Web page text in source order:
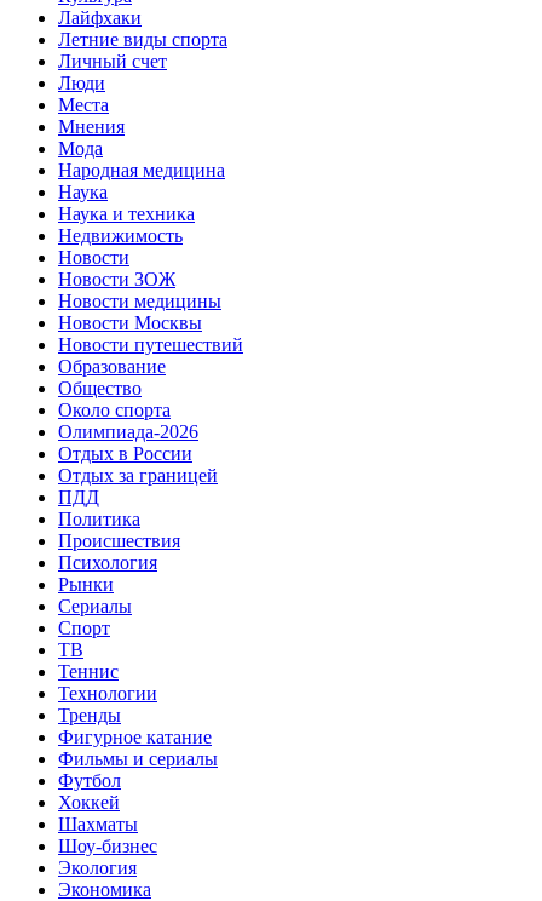
Лайфхаки
Летние виды спорта
Личный счет
Люди
Места
Мнения
Мода
Народная медицина
Наука
Наука и техника
Недвижимость
Новости
Новости ЗОЖ
Новости медицины
Новости Москвы
Новости путешествий
Образование
Общество
Около спорта
Олимпиада-2026
Отдых в России
Отдых за границей
ПДД
Политика
Происшествия
Психология
Рынки
Сериалы
Спорт
ТВ
Теннис
Технологии
Тренды
Фигурное катание
Фильмы и сериалы
Футбол
Хоккей
Шахматы
Шоу-бизнес
Экология
Экономика